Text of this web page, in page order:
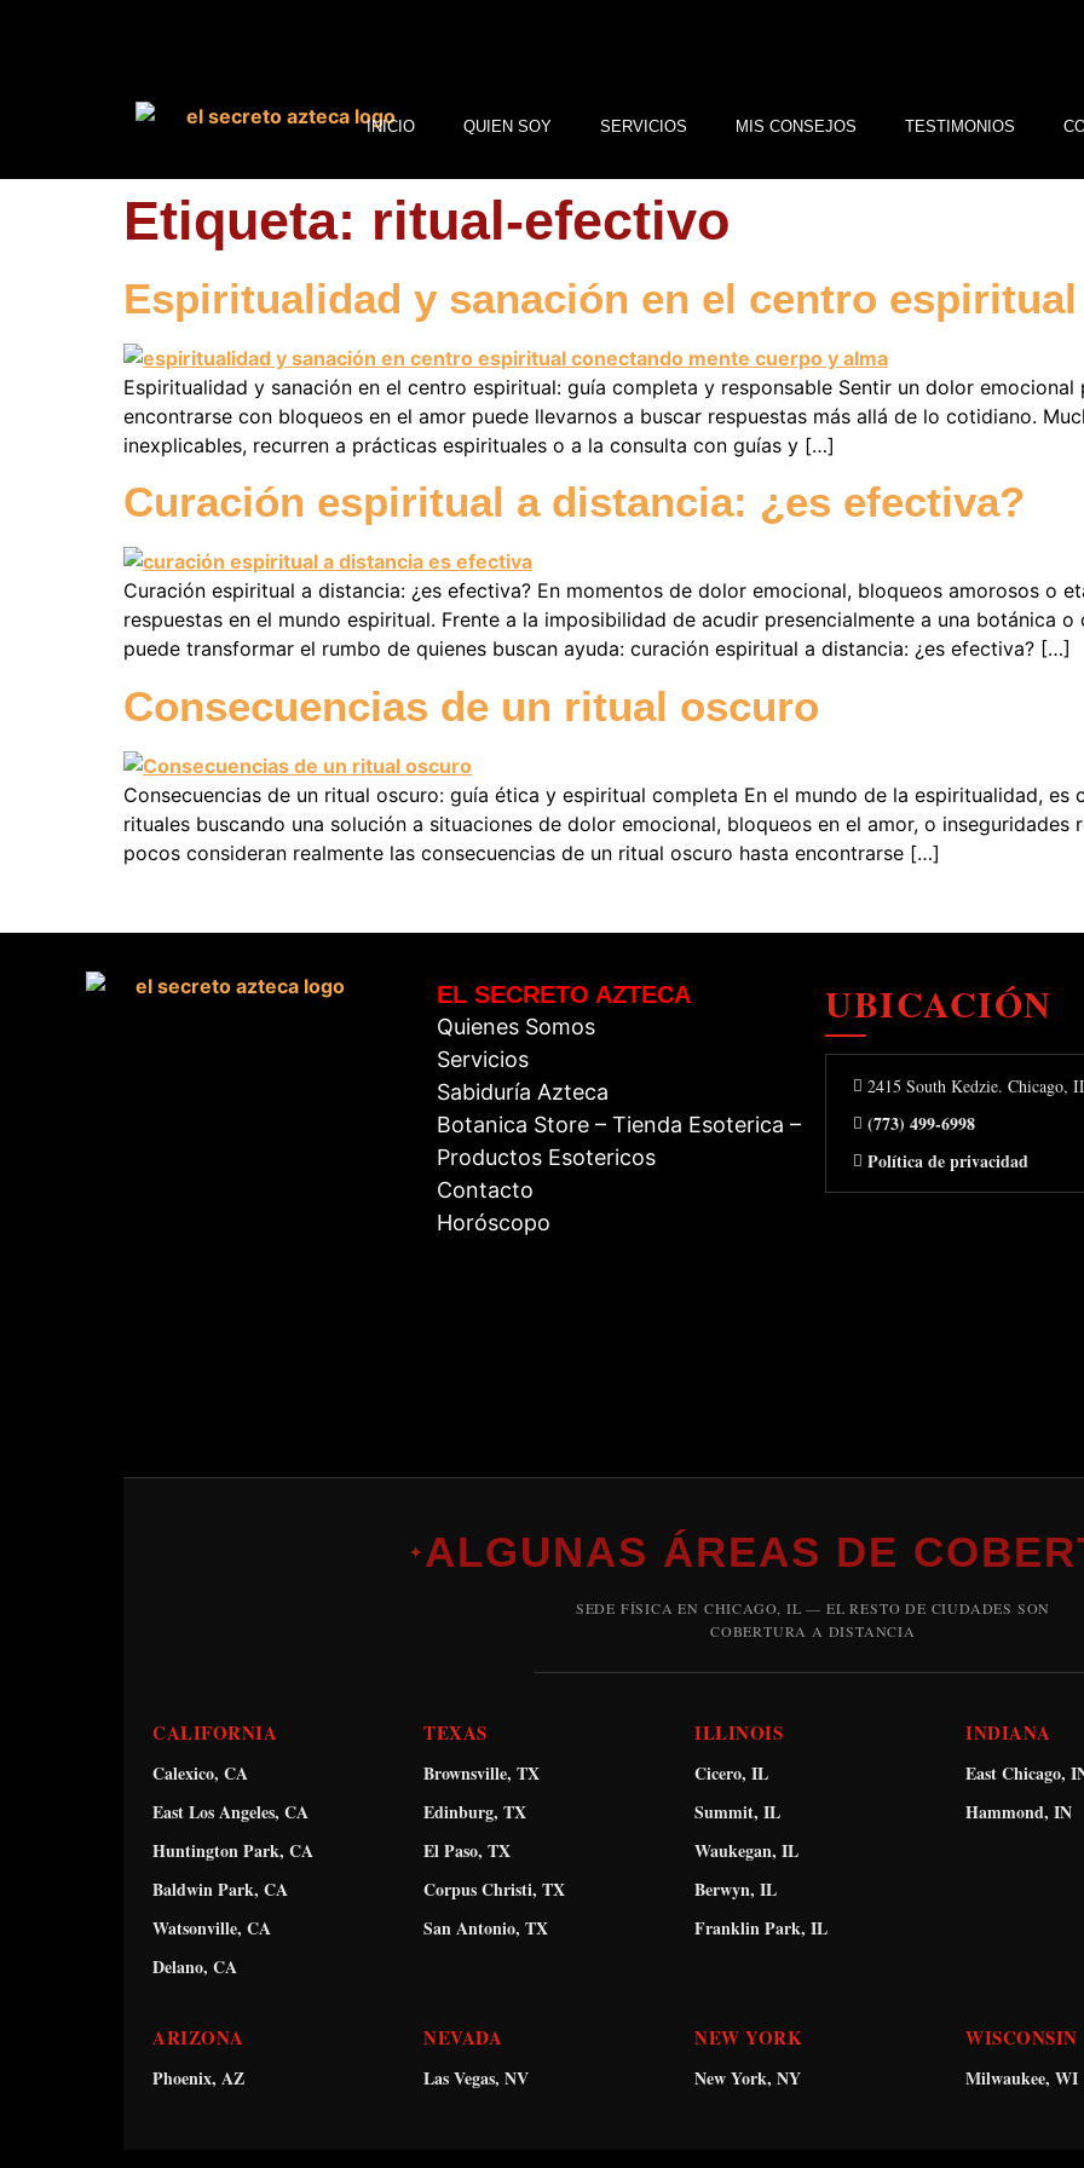
INICIO QUIEN SOY SERVICIOS MIS CONSEJOS TESTIMONIOS
Etiqueta: ritual-efectivo
Espiritualidad y sanación en el centro espiritual
Espiritualidad y sanación en el centro espiritual: guía completa y responsable Sentir un dolor
encontrarse con bloqueos en el amor puede llevarnos a buscar respuestas más allá de lo cotidiano.
inexplicables, recurren a prácticas espirituales o a la consulta con guías y […]
Curación espiritual a distancia: ¿es efectiva?
Curación espiritual a distancia: ¿es efectiva? En momentos de dolor emocional, bloqueos amorosos o
respuestas en el mundo espiritual. Frente a la imposibilidad de acudir presencialmente a una botánica
puede transformar el rumbo de quienes buscan ayuda: curación espiritual a distancia: ¿es efectiva? […]
Consecuencias de un ritual oscuro
Consecuencias de un ritual oscuro: guía ética y espiritual completa En el mundo de la espiritualidad, es
rituales buscando una solución a situaciones de dolor emocional, bloqueos en el amor, o inseguridades
pocos consideran realmente las consecuencias de un ritual oscuro hasta encontrarse […]
EL SECRETO AZTECA
Quienes Somos
Servicios
Sabiduría Azteca
Botanica Store – Tienda Esoterica –
Productos Esotericos
Contacto
Horóscopo
UBICACIÓN
2415 South Kedzie. Chicago,
(773) 499-6998
Política de privacidad
✦ ALGUNAS ÁREAS DE
SEDE FÍSICA EN CHICAGO, IL — EL RESTO DE CIUDADES SON
COBERTURA A DISTANCIA
CALIFORNIA
Calexico, CA
East Los Angeles, CA
Huntington Park, CA
Baldwin Park, CA
Watsonville, CA
Delano, CA
TEXAS
Brownsville, TX
Edinburg, TX
El Paso, TX
Corpus Christi, TX
San Antonio, TX
ILLINOIS
Cicero, IL
Summit, IL
Waukegan, IL
Berwyn, IL
Franklin Park, IL
INDIANA
East Chicago,
Hammond, IN
ARIZONA
Phoenix, AZ
NEVADA
Las Vegas, NV
NEW YORK
New York, NY
WISCONSIN
Milwaukee, WI